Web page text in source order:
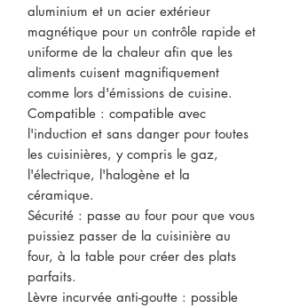
aluminium et un acier extérieur
magnétique pour un contrôle rapide et
uniforme de la chaleur afin que les
aliments cuisent magnifiquement
comme lors d'émissions de cuisine.
Compatible : compatible avec
l'induction et sans danger pour toutes
les cuisinières, y compris le gaz,
l'électrique, l'halogène et la
céramique.
Sécurité : passe au four pour que vous
puissiez passer de la cuisinière au
four, à la table pour créer des plats
parfaits.
Lèvre incurvée anti-goutte : possible